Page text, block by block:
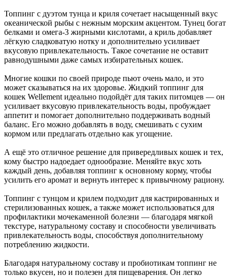
Топпинг с дуэтом тунца и криля сочетает насыщенный вкус
океанической рыбы с нежным морским акцентом. Тунец богат
белками и омега-3 жирными кислотами, а криль добавляет
лёгкую сладковатую нотку и дополнительно усиливает
вкусовую привлекательность. Такое сочетание не оставит
равнодушными даже самых избирательных кошек.
Многие кошки по своей природе пьют очень мало, и это
может сказываться на их здоровье. Жидкий топпинг для
кошек Wellement идеально подойдёт для таких питомцев — он
усиливает вкусовую привлекательность воды, пробуждает
аппетит и помогает дополнительно поддерживать водный
баланс. Его можно добавлять в воду, смешивать с сухим
кормом или предлагать отдельно как угощение.
А ещё это отличное решение для привередливых кошек и тех,
кому быстро надоедает однообразие. Меняйте вкус хоть
каждый день, добавляя топпинг к основному корму, чтобы
усилить его аромат и вернуть интерес к привычному рациону.
Топпинг с тунцом и крилем подходит для кастрированных и
стерилизованных кошек, а также может использоваться для
профилактики мочекаменной болезни — благодаря мягкой
текстуре, натуральному составу и способности увеличивать
привлекательность воды, способствуя дополнительному
потреблению жидкости.
Благодаря натуральному составу и пробиотикам топпинг не
только вкусен, но и полезен для пищеварения. Он легко